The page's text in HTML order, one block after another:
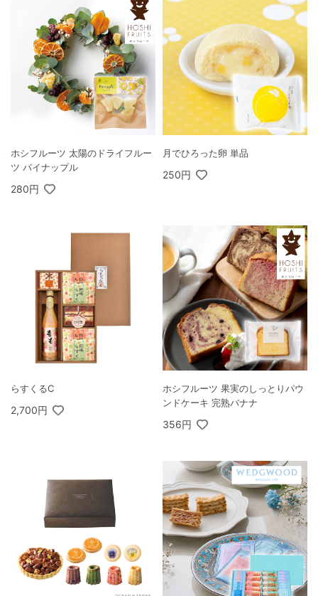
ホシフルーツ 太陽のドライフルー
ツ パイナップル
280円
月でひろった卵 単品
250円
らすくるC
2,700円
ホシフルーツ 果実のしっとりパウ
ンドケーキ 完熟バナナ
356円